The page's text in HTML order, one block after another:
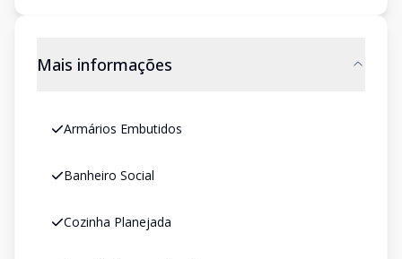
Mais informações
Armários Embutidos
Banheiro Social
Cozinha Planejada